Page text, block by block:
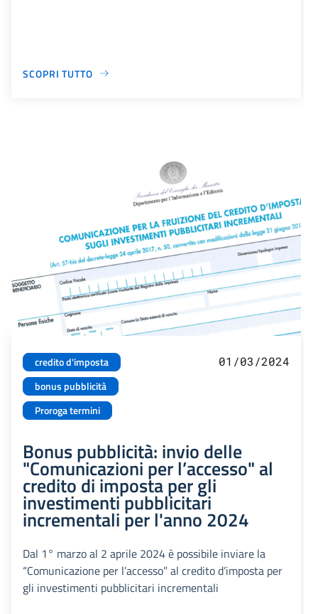
SCOPRI TUTTO
credito d'imposta
bonus pubblicità
Proroga termini
01/03/2024
Bonus pubblicità: invio delle
"Comunicazioni per l’accesso" al
credito di imposta per gli
investimenti pubblicitari
incrementali per l'anno 2024
Dal 1° marzo al 2 aprile 2024 è possibile inviare la
“Comunicazione per l’accesso” al credito d’imposta per
gli investimenti pubblicitari incrementali